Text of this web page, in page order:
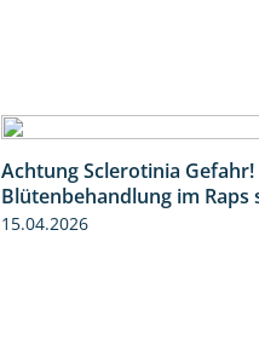
Achtung Sclerotinia Gefahr!
Blütenbehandlung im Raps
15.04.2026